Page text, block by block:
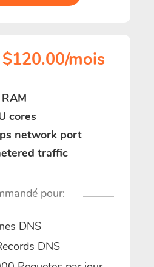
mois
cores
network port
traffic
pour:
DNS
DNS